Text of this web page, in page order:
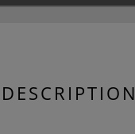
DESCRIPTION